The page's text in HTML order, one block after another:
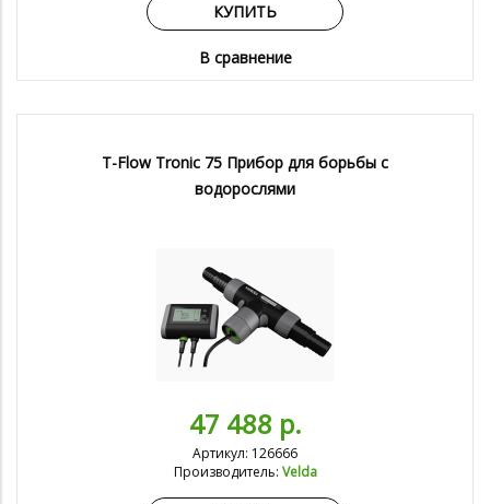
КУПИТЬ
В сравнение
T-Flow Tronic 75 Прибор для борьбы с
водорослями
47 488 р.
Артикул: 126666
Производитель: Velda